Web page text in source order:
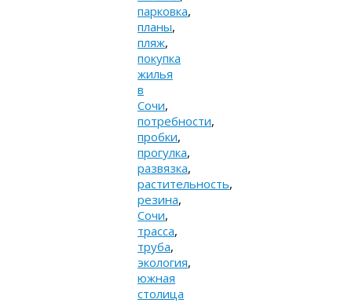
парковка,
планы,
пляж,
покупка
жилья
в
Сочи,
потребности,
пробки,
прогулка,
развязка,
растительность,
резина,
Сочи,
трасса,
труба,
экология,
южная
столица